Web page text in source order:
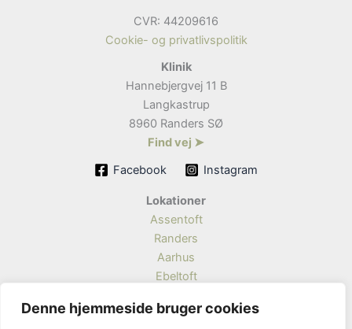
Denne hjemmeside bruger cookies
CVR: 44209616
Cookie- og privatlivspolitik
Klinik
Hannebjergvej 11 B
Langkastrup
8960 Randers SØ
Find vej ➤
Facebook
Instagram
Lokationer
Assentoft
Randers
Aarhus
Ebeltoft
Viborg